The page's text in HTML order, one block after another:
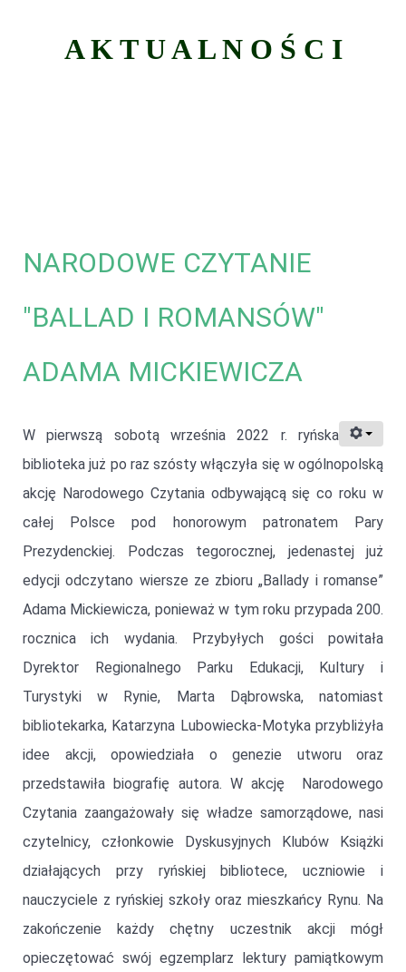
A K T U A L N O Ś C I
NARODOWE CZYTANIE
"BALLAD I ROMANSÓW"
ADAMA MICKIEWICZA
W pierwszą sobotą września 2022 r. ryńska
biblioteka już po raz szósty włączyła się w ogólnopolską
akcję Narodowego Czytania odbywającą się co roku w
całej Polsce pod honorowym patronatem Pary
Prezydenckiej. Podczas tegorocznej, jedenastej już
edycji odczytano wiersze ze zbioru „Ballady i romanse”
Adama Mickiewicza, ponieważ w tym roku przypada 200.
rocznica ich wydania. Przybyłych gości powitała
Dyrektor Regionalnego Parku Edukacji, Kultury i
Turystyki w Rynie, Marta Dąbrowska, natomiast
bibliotekarka, Katarzyna Lubowiecka-Motyka przybliżyła
idee akcji, opowiedziała o genezie utworu oraz
przedstawiła biografię autora. W akcję Narodowego
Czytania zaangażowały się władze samorządowe, nasi
czytelnicy, członkowie Dyskusyjnych Klubów Książki
działających przy ryńskiej bibliotece, uczniowie i
nauczyciele z ryńskiej szkoły oraz mieszkańcy Rynu. Na
zakończenie każdy chętny uczestnik akcji mógł
opieczętować swój egzemplarz lektury pamiątkowym